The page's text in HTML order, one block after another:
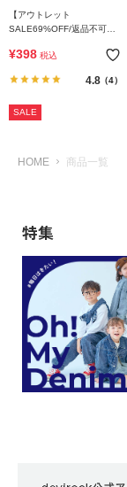
【アウトレット
SALE69%OFF/返品不可】
（ストレッチコットン）
¥398 税込
4.8（4）
SALE
HOME 商品一覧
特集